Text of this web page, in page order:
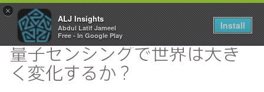
×
ALJ Insights
Abdul Latif Jameel
Free - In Google Play
Install
Toggle
navigation
量子センシングで世界は大き
く変化するか？